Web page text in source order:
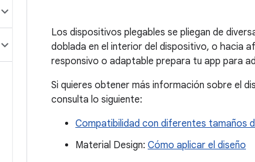
Los dispositivos plegables se pliegan de
doblada en el interior del dispositivo, o hacia
responsivo o adaptable prepara tu app para
Si quieres obtener más información sobre el
consulta lo siguiente:
Compatibilidad con diferentes tamaños
Material Design: Cómo aplicar el diseño